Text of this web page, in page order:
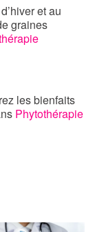
et au
graines
les bienfaits
Phytothérapie